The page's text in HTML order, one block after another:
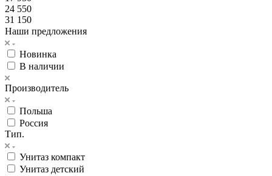
24 550
31 150
Наши предложения
Новинка
В наличии
Производитель
Польша
Россия
Тип.
Унитаз компакт
Унитаз детский